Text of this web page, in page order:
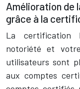
Amélioration de
grâce à la
La certification
notoriété et
utilisateurs sont
aux comptes